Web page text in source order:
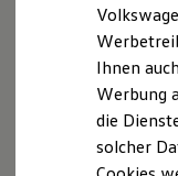
Mehr zum
Ihnen
Werbung
die
solcher